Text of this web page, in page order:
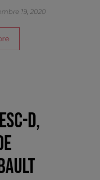
19, 2020
D,